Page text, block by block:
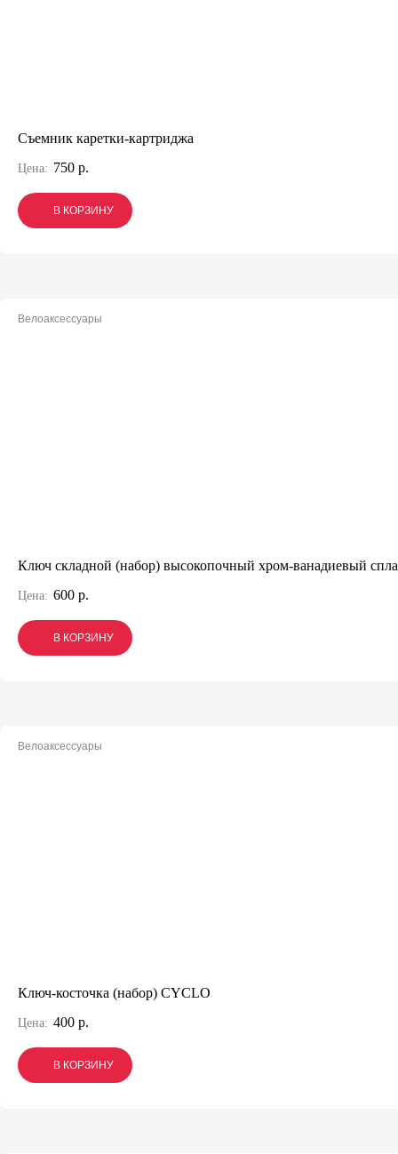
Съемник каретки-картриджа
Цена: 750 р.
В КОРЗИНУ
В КОРЗИНУ
В КОРЗИНУ
Велоаксессуары
Ключ складной (набор) высокопочный хром-ванадиевый
Цена: 600 р.
В КОРЗИНУ
В КОРЗИНУ
В КОРЗИНУ
Велоаксессуары
Ключ-косточка (набор) CYCLO
Цена: 400 р.
В КОРЗИНУ
В КОРЗИНУ
В КОРЗИНУ